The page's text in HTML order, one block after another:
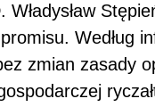
Władysław
Według
zmian zasady